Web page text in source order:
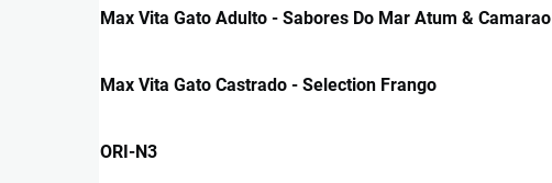
Max Vita Gato Adulto - Sabores Do Mar Atum & Camarao
Max Vita Gato Castrado - Selection Frango
ORI-N3